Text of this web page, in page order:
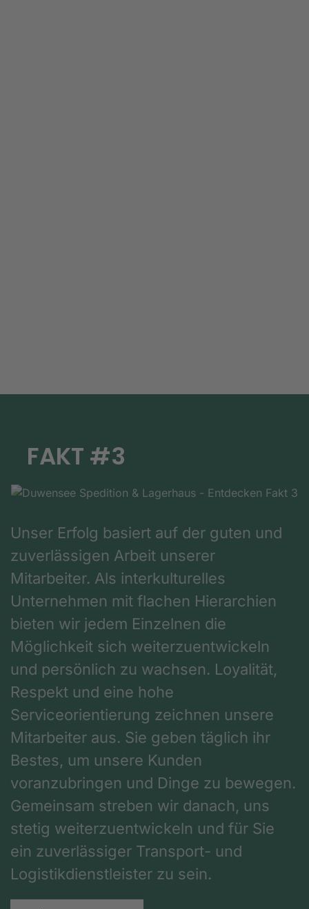
FAKT #3
Unser Erfolg basiert auf der guten und
zuverlässigen Arbeit unserer
Mitarbeiter. Als interkulturelles
Unternehmen mit flachen Hierarchien
bieten wir jedem Einzelnen die
Möglichkeit sich weiterzuentwickeln
und persönlich zu wachsen. Loyalität,
Respekt und eine hohe
Serviceorientierung zeichnen unsere
Mitarbeiter aus. Sie geben täglich ihr
Bestes, um unsere Kunden
voranzubringen und Dinge zu bewegen.
Gemeinsam streben wir danach, uns
stetig weiterzuentwickeln und für Sie
ein zuverlässiger Transport- und
Logistikdienstleister zu sein.